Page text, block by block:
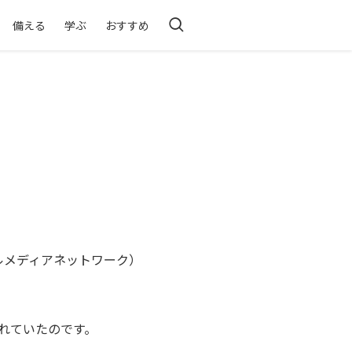
備える 学ぶ おすすめ
ディアネットワーク）
いたのです。